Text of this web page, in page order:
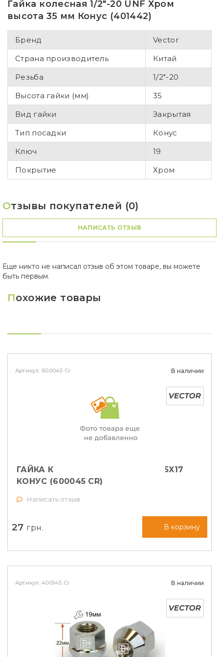
Гайка колесная 1/2"-20 UNF Хром
высота 35 мм Конус (401442)
Бренд
Vector
Страна производитель
Китай
Резьба
1/2"-20
Высота гайки (мм)
35
Вид гайки
Закрытая
Тип посадки
Конус
Ключ
19
Покрытие
Хром
Отзывы покупателей (0)
НАПИСАТЬ ОТЗЫВ
Еще никто не написал отзыв об этом товаре, вы можете
быть первым.
Похожие товары
Артикул: 600045 Cr В наличии
ГАЙКА КОЛЕСНАЯ VECTOR M12X1,5X17
КОНУС (600045 CR)
Написать отзыв
27 грн. В корзину
Артикул: 400145 Cr В наличии